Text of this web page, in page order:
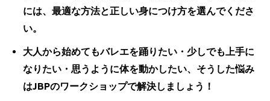
には、最適な方法と正しい身につけ方を選んでくださ
い。
大人から始めてもバレエを踊りたい・少しでも上手に
なりたい・思うように体を動かしたい、そうした悩み
はJBPのワークショップで解決しましょう！